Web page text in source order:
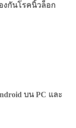
งกันโรคนิ้วล็อก
บน PC และ